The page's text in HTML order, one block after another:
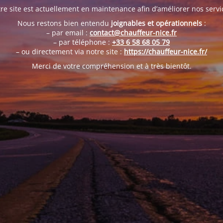
site est actuellement en maintenance afin d’améliorer nos
Nous restons bien entendu joignables et opérationnels:
– par email : contact@chauffeur-nice.fr
– par téléphone : +33 6 58 68 05 79
– ou directement via notre site : https://chauffeur-nice.fr/
Merci de votre compréhension et à très bientôt.